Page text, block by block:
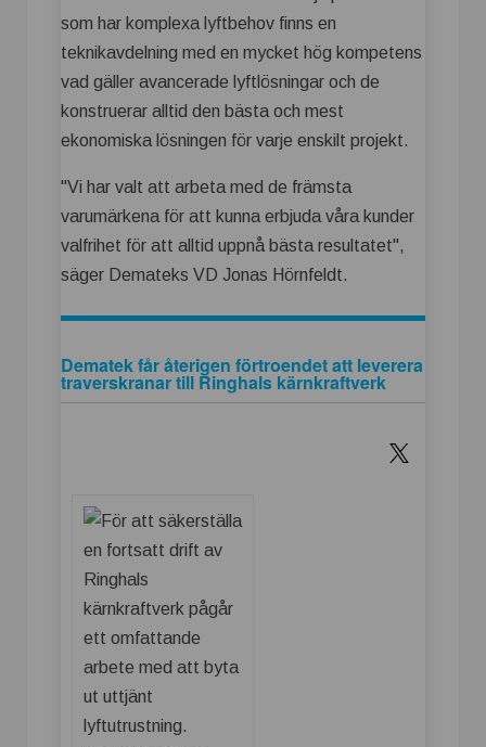
som har komplexa lyftbehov finns en
teknikavdelning med en mycket hög kompetens
vad gäller avancerade lyftlösningar och de
konstruerar alltid den bästa och mest
ekonomiska lösningen för varje enskilt projekt.
"Vi har valt att arbeta med de främsta
varumärkena för att kunna erbjuda våra kunder
valfrihet för att alltid uppnå bästa resultatet",
säger Demateks VD Jonas Hörnfeldt.
Dematek får återigen förtroendet att leverera
traverskranar till Ringhals kärnkraftverk